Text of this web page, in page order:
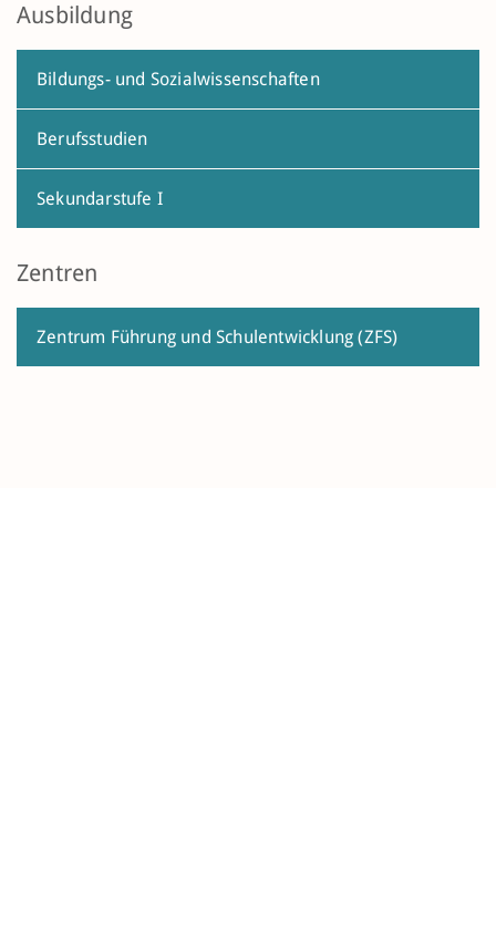
Ausbildung
Bildungs- und Sozialwissenschaften
Berufsstudien
Sekundarstufe I
Zentren
Zentrum Führung und Schul­ent­wick­lung (ZFS)